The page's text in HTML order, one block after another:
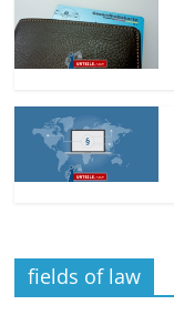
fields of law